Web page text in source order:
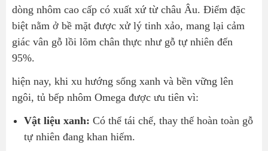
dòng nhôm cao cấp có xuất xứ từ châu Âu. Điểm đặc
biệt nằm ở bề mặt được xử lý tinh xảo, mang lại cảm
giác vân gỗ lồi lõm chân thực như gỗ tự nhiên đến
95%.
hiện nay, khi xu hướng sống xanh và bền vững lên
ngôi, tủ bếp nhôm Omega được ưu tiên vì:
Vật liệu xanh: Có thể tái chế, thay thế hoàn toàn gỗ
tự nhiên đang khan hiếm.